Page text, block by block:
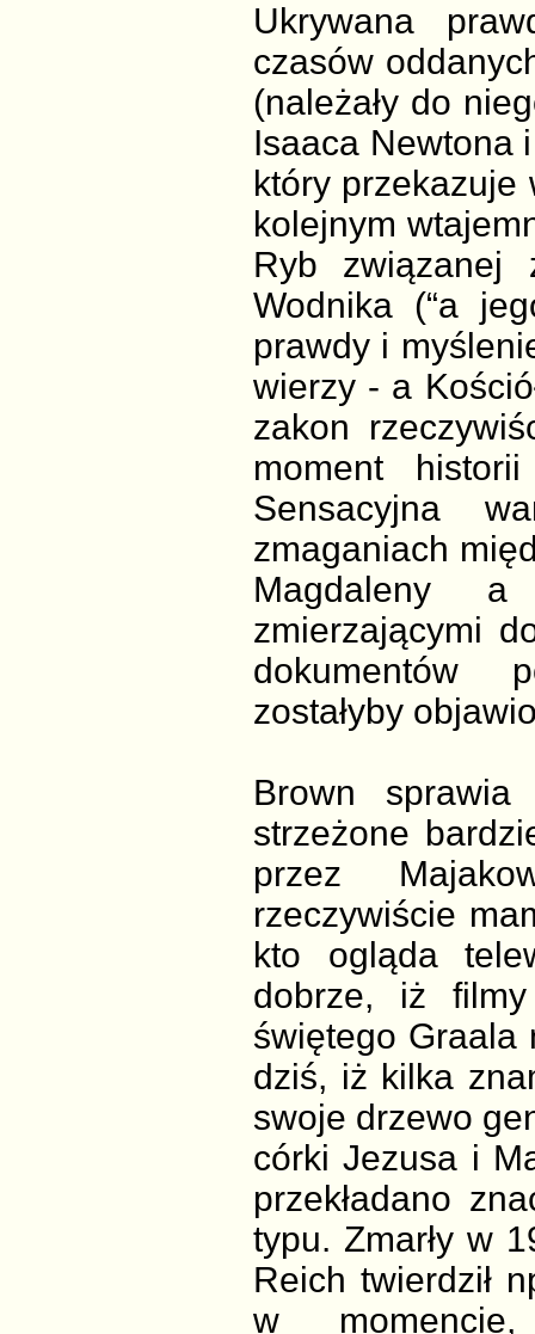
Ukrywana
czasów
(należały do
Isaaca Newtona
który
kolejnym
Ryb związanej
Wodnika (“a
prawdy i
wierzy - a
zakon
moment historii
Sensacyjna
zmaganiach
Magdaleny
zmierzającymi
dokumentów
zostałyby
Brown sprawia
strzeżone
przez
rzeczywiście
kto ogląda
dobrze, iż
świętego Graala
dziś, iż kilka
swoje drzewo
córki Jezusa i
przekładano
typu. Zmarły w
Reich twierdził
w